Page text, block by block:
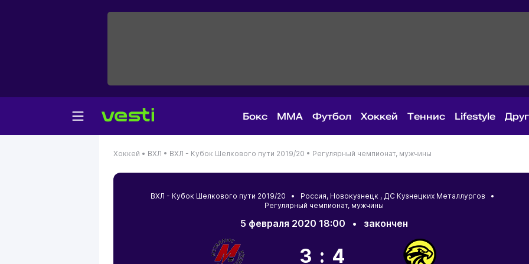
Бокс MMA Футбол Хоккей Теннис Lifestyle
Хоккей • ВХЛ • ВХЛ - Кубок Шелкового пути 2019/20 • Регулярный чемпионат, мужчины
ВХЛ - Кубок Шелкового пути 2019/20 • Россия, Новокузнецк , ДС Кузнецких Металлургов •
Регулярный чемпионат, мужчины
5 февраля 2020 18:00 • закончен
3:4